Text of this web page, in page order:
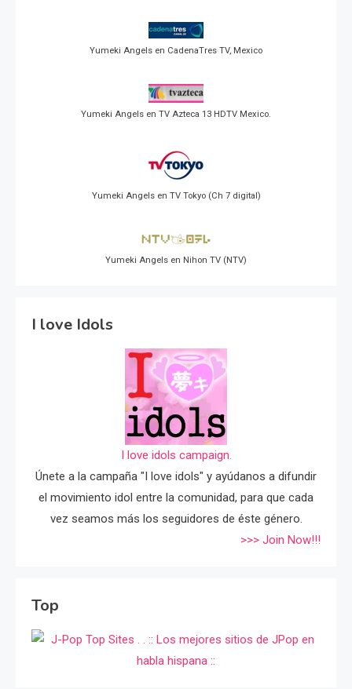
Yumeki Angels en CadenaTres TV, Mexico
Yumeki Angels en TV Azteca 13 HDTV Mexico.
Yumeki Angels en TV Tokyo (Ch 7 digital)
Yumeki Angels en Nihon TV (NTV)
I love Idols
I love idols campaign.
Únete a la campaña "I love idols" y ayúdanos a difundir
el movimiento idol entre la comunidad, para que cada
vez seamos más los seguidores de éste género.
>>> Join Now!!!
Top